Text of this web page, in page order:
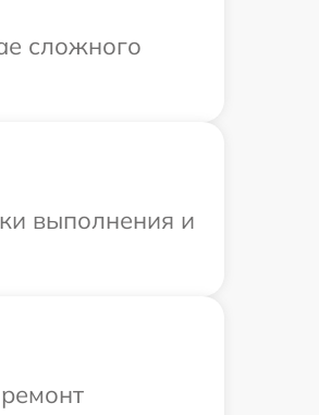
сложного
выполнения и